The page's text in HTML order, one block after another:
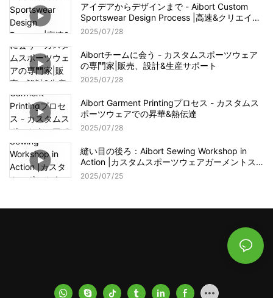
アイデアからデザインまで - Aibort Custom
Sportswear Design Process |高速&クリエイテ
ィブOEMサービス
2025 07 28
Aibortチームに会う - カスタムスポーツウェア
の専門家|販売、設計&生産サポート
2025 07 28
Aibort Garment Printingプロセス - カスタムス
ポーツウェアでの昇華&熱伝達
2025 07 28
縫い目の後ろ：Aibort Sewing Workshop in
Action |カスタムスポーツウェアガーメントス
テッチプロセス
2025 07 25